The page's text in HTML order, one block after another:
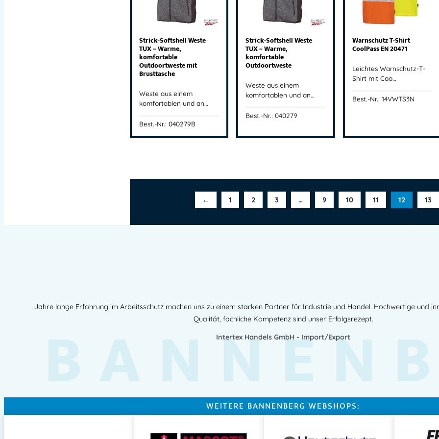
Strick-Softshell Weste
TUX – Warme,
komfortable
Outdoortweste mit
Brusttasche
Weste aus einem
komfortablen und an…
Best.-Nr.: 040279B
Strick-Softshell Weste
TUX – Warme,
komfortable
Outdoortweste
Weste aus einem
komfortablen und an…
Best.-Nr.: 040279
Warnschutz T-Shirt
CoolPass EN 20471
Leichtes Warnschutz-T-
Shirt mit Coo…
Best.-Nr.: 14VWTS3N
← 1 2 3 … 9 10 11 12 13
Jahre lange Erfahrung im Arbeitsschutz machen uns zu einem starken Partner für Industrie und Handel. Hochwertige und
Qualität, fachliche Kompetenz sind unser Erfolgsrezept.
Intertex Handels GmbH - Import/Export
WEITERE BANNENBERG WEBSHOPS: